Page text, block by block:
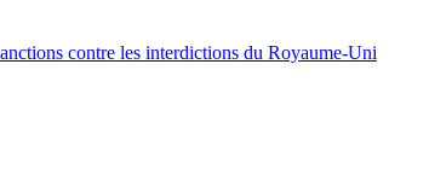
contre les interdictions du Royaume-Uni